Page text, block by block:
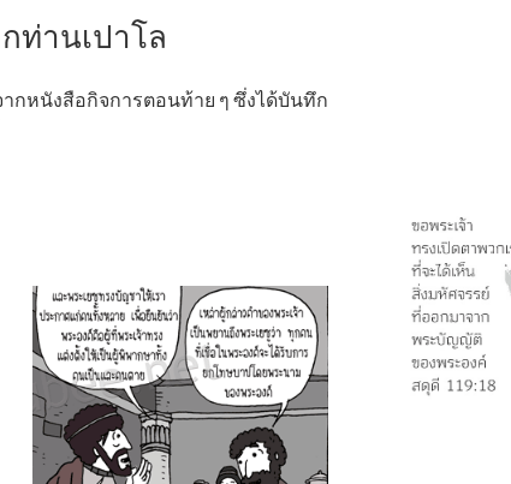
ท่านเปาโล
หนังสือกิจการตอนท้าย ๆ ซึ่งได้บันทึก